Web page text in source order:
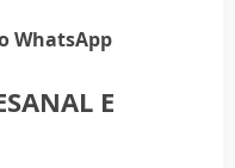
WhatsApp
E